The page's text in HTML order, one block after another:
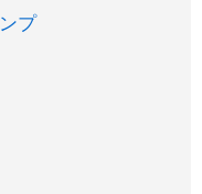
プ